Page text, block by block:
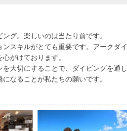
グ。楽しいのは当たり前です。
スキルがとても重要です。アークダイ
がけております。
大切にすることで、ダイビングを通し
なることが私たちの願いです。